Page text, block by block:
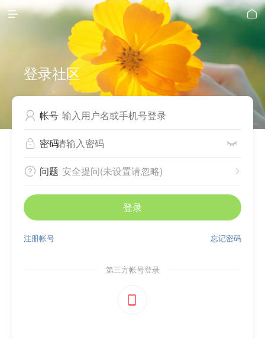
 
登录社区
 帐号
 密码 
 问题 
安全提问(未设置请忽略)
登录
忘记密码
注册帐号
第三方帐号登录
